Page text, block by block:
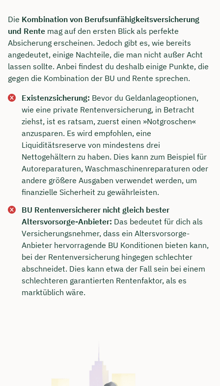
Die Kombination von Berufsunfähigkeitsversicherung
und Rente mag auf den ersten Blick als perfekte
Absicherung erscheinen. Jedoch gibt es, wie bereits
angedeutet, einige Nachteile, die man nicht außer Acht
lassen sollte. Anbei findest du deshalb einige Punkte, die
gegen die Kombination der BU und Rente sprechen.
Existenzsicherung: Bevor du Geldanlageoptionen,
wie eine private Rentenversicherung, in Betracht
ziehst, ist es ratsam, zuerst einen »Notgroschen«
anzusparen. Es wird empfohlen, eine
Liquiditätsreserve von mindestens drei
Nettogehältern zu haben. Dies kann zum Beispiel für
Autoreparaturen, Waschmaschinenreparaturen oder
andere größere Ausgaben verwendet werden, um
finanzielle Sicherheit zu gewährleisten.
BU Rentenversicherer nicht gleich bester
Altersvorsorge-Anbieter: Das bedeutet für dich als
Versicherungsnehmer, dass ein Altersvorsorge-
Anbieter hervorragende BU Konditionen bieten kann,
bei der Rentenversicherung hingegen schlechter
abschneidet. Dies kann etwa der Fall sein bei einem
schlechteren garantierten Rentenfaktor, als es
marktüblich wäre.